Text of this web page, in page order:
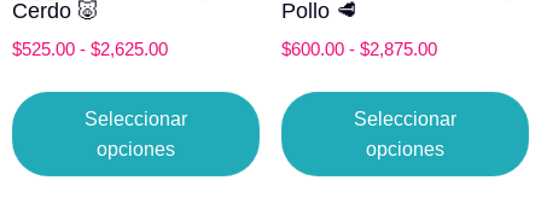
Cerdo 🐷
$525.00 - $2,625.00
Seleccionar
opciones
Pollo 🥩
$600.00 - $2,875.00
Seleccionar
opciones